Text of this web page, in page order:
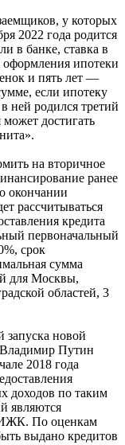
у которых
2022 года родится
в банке, ставка в
оформления ипотеки
и пять лет —
если ипотеку
ней родился третий
достигать
на вторичное
ранее
окончании
рассчитываться
кредита
первоначальный
срок
сумма
для Москвы,
областей, 3
запуска новой
Путин
2018 года
доходов по таким
являются
По оценкам
выдано кредитов